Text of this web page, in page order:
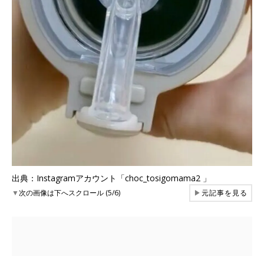
出典：Instagramアカウント「choc_tosigomama2 」
▼次の画像は下へスクロール (5/6) ▶元記事を見る